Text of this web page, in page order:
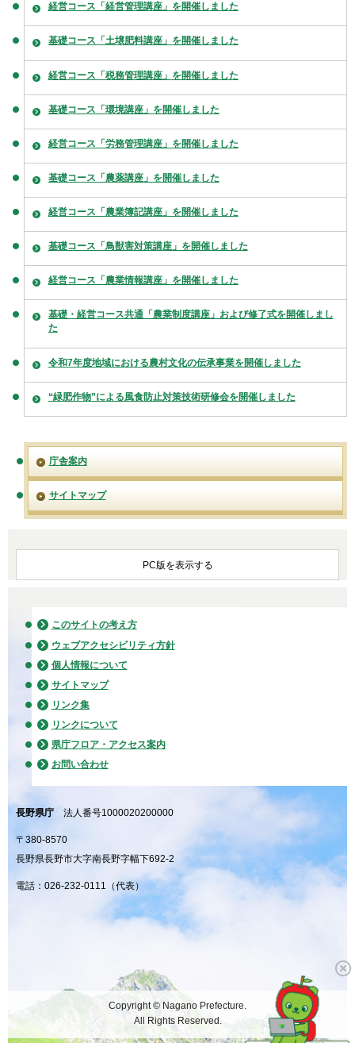
経営コース「経営管理講座」を開催しました
基礎コース「土壌肥料講座」を開催しました
経営コース「税務管理講座」を開催しました
基礎コース「環境講座」を開催しました
経営コース「労務管理講座」を開催しました
基礎コース「農薬講座」を開催しました
経営コース「農業簿記講座」を開催しました
基礎コース「鳥獣害対策講座」を開催しました
経営コース「農業情報講座」を開催しました
基礎・経営コース共通「農業制度講座」および修了式を開催しまし
た
令和7年度地域における農村文化の伝承事業を開催しました
“緑肥作物”による風食防止対策技術研修会を開催しました
庁舎案内
サイトマップ
PC版を表示する
このサイトの考え方
ウェブアクセシビリティ方針
個人情報について
サイトマップ
リンク集
リンクについて
県庁フロア・アクセス案内
お問い合わせ
長野県庁 法人番号1000020200000
〒380-8570
長野県長野市大字南長野字幅下692-2
電話：026-232-0111（代表）
Copyright © Nagano Prefecture.
All Rights Reserved.